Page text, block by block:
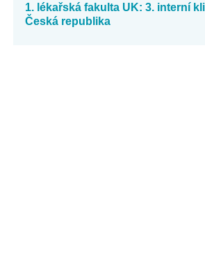
1. lékařská fakulta UK: 3. interní
Česká republika